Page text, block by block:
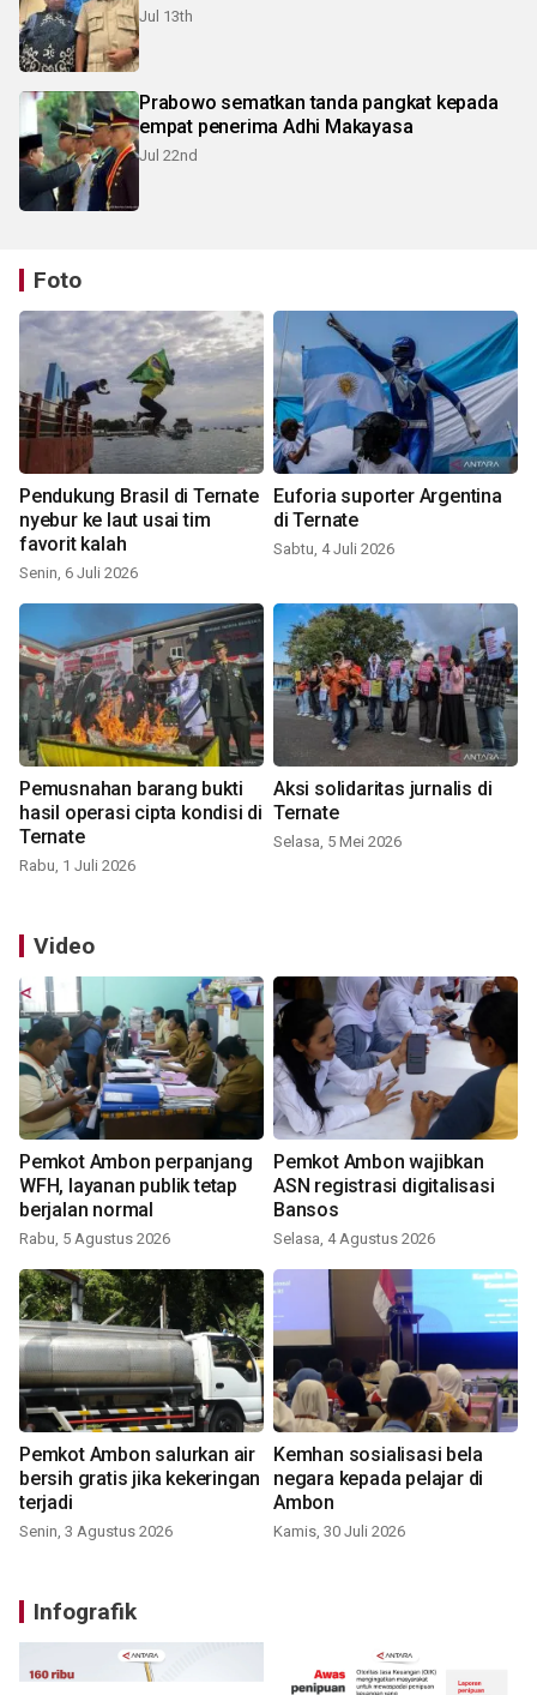
Jul 13th
Prabowo sematkan tanda pangkat kepada
empat penerima Adhi Makayasa
Jul 22nd
Foto
Pendukung Brasil di Ternate
nyebur ke laut usai tim
favorit kalah
Senin, 6 Juli 2026
Euforia suporter Argentina
di Ternate
Sabtu, 4 Juli 2026
Pemusnahan barang bukti
hasil operasi cipta kondisi di
Ternate
Rabu, 1 Juli 2026
Aksi solidaritas jurnalis di
Ternate
Selasa, 5 Mei 2026
Video
Pemkot Ambon perpanjang
WFH, layanan publik tetap
berjalan normal
Rabu, 5 Agustus 2026
Pemkot Ambon wajibkan
ASN registrasi digitalisasi
Bansos
Selasa, 4 Agustus 2026
Pemkot Ambon salurkan air
bersih gratis jika kekeringan
terjadi
Senin, 3 Agustus 2026
Kemhan sosialisasi bela
negara kepada pelajar di
Ambon
Kamis, 30 Juli 2026
Infografik